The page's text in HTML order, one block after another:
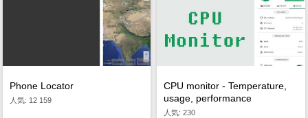
Phone Locator
人気: 12 159
CPU monitor - Temperature,
usage, performance
人気: 230